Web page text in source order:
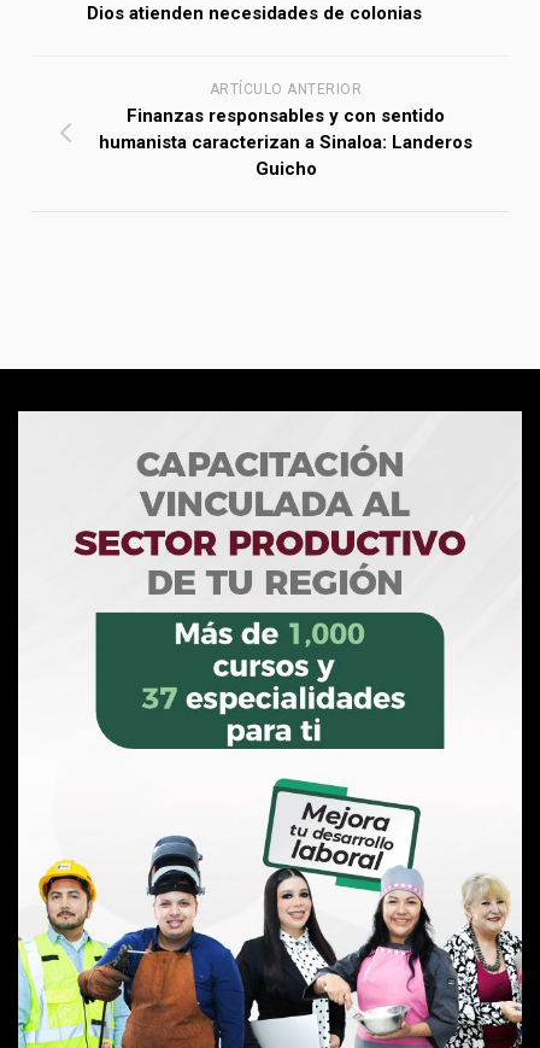
Dios atienden necesidades de colonias
ARTÍCULO ANTERIOR
Finanzas responsables y con sentido
humanista caracterizan a Sinaloa: Landeros
Guicho